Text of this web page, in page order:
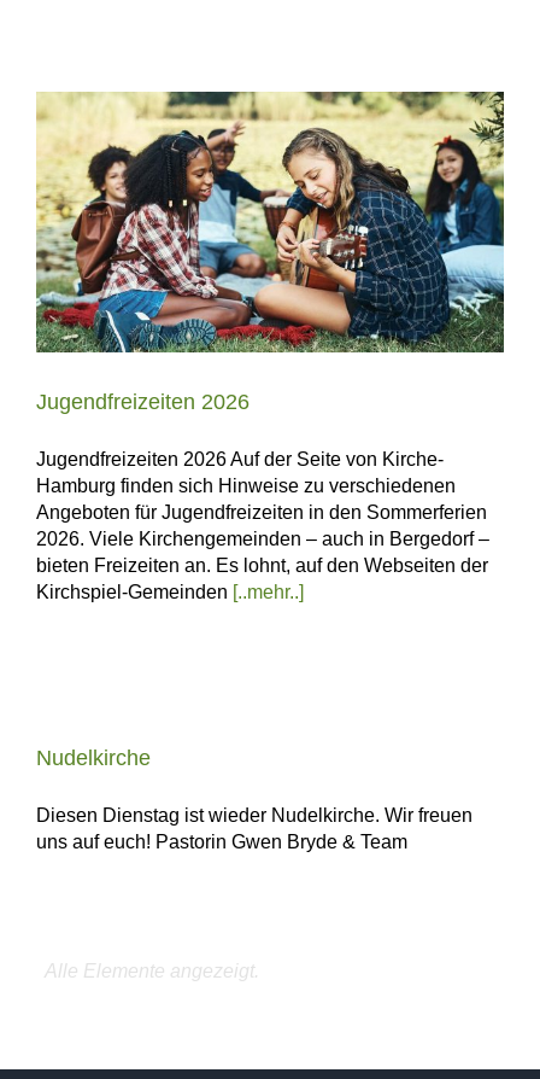
Jugendfreizeiten 2026
Jugendfreizeiten 2026 Auf der Seite von Kirche-
Hamburg finden sich Hinweise zu verschiedenen
Angeboten für Jugendfreizeiten in den Sommerferien
2026. Viele Kirchengemeinden – auch in Bergedorf –
bieten Freizeiten an. Es lohnt, auf den Webseiten der
Kirchspiel-Gemeinden [..mehr..]
Nudelkirche
Diesen Dienstag ist wieder Nudelkirche. Wir freuen
uns auf euch! Pastorin Gwen Bryde & Team